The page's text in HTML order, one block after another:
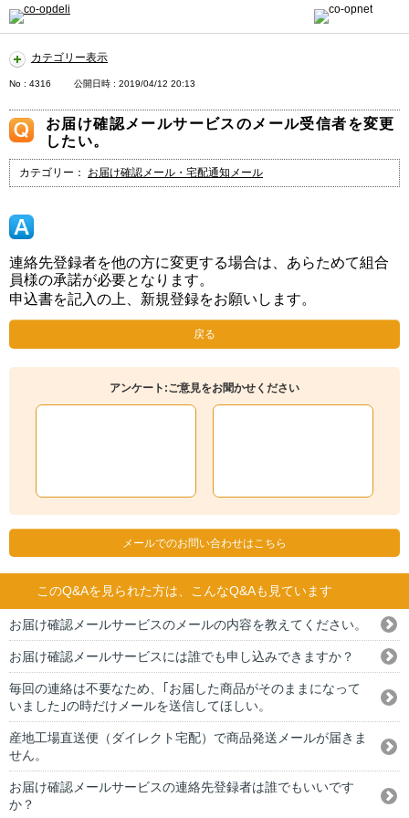
カテゴリー表示
No : 4316 公開日時 : 2019/04/12 20:13
お届け確認メールサービスのメール受信者を変更
したい。
カテゴリー： お届け確認メール・宅配通知メール
連絡先登録者を他の方に変更する場合は、あらためて組合
員様の承諾が必要となります。
申込書を記入の上、新規登録をお願いします。
戻る
アンケート:ご意見をお聞かせください
メールでのお問い合わせはこちら
このQ&Aを見られた方は、こんなQ&Aも見ています
お届け確認メールサービスのメールの内容を教えてください。
お届け確認メールサービスには誰でも申し込みできますか？
毎回の連絡は不要なため、｢お届した商品がそのままになって
いました｣の時だけメールを送信してほしい。
産地工場直送便（ダイレクト宅配）で商品発送メールが届きま
せん。
お届け確認メールサービスの連絡先登録者は誰でもいいです
か？